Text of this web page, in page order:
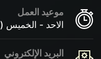
موعيد العمل
الاحد - الخميس ( 9 صباحا - 5 مساء )
البريد الإلكتروني